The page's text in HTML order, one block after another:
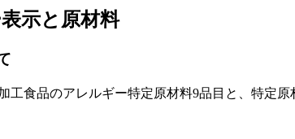
示と原材料
工食品のアレルギー特定原材料9品目と、特定